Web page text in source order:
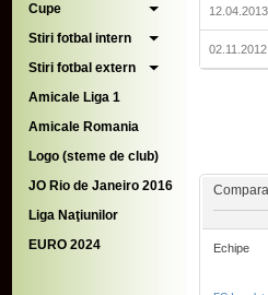
Cupe
Stiri fotbal intern
Stiri fotbal extern
Amicale Liga 1
Amicale Romania
Logo (steme de club)
JO Rio de Janeiro 2016
Liga Naţiunilor
EURO 2024
12.04.2013
02.11.2012
Echipe